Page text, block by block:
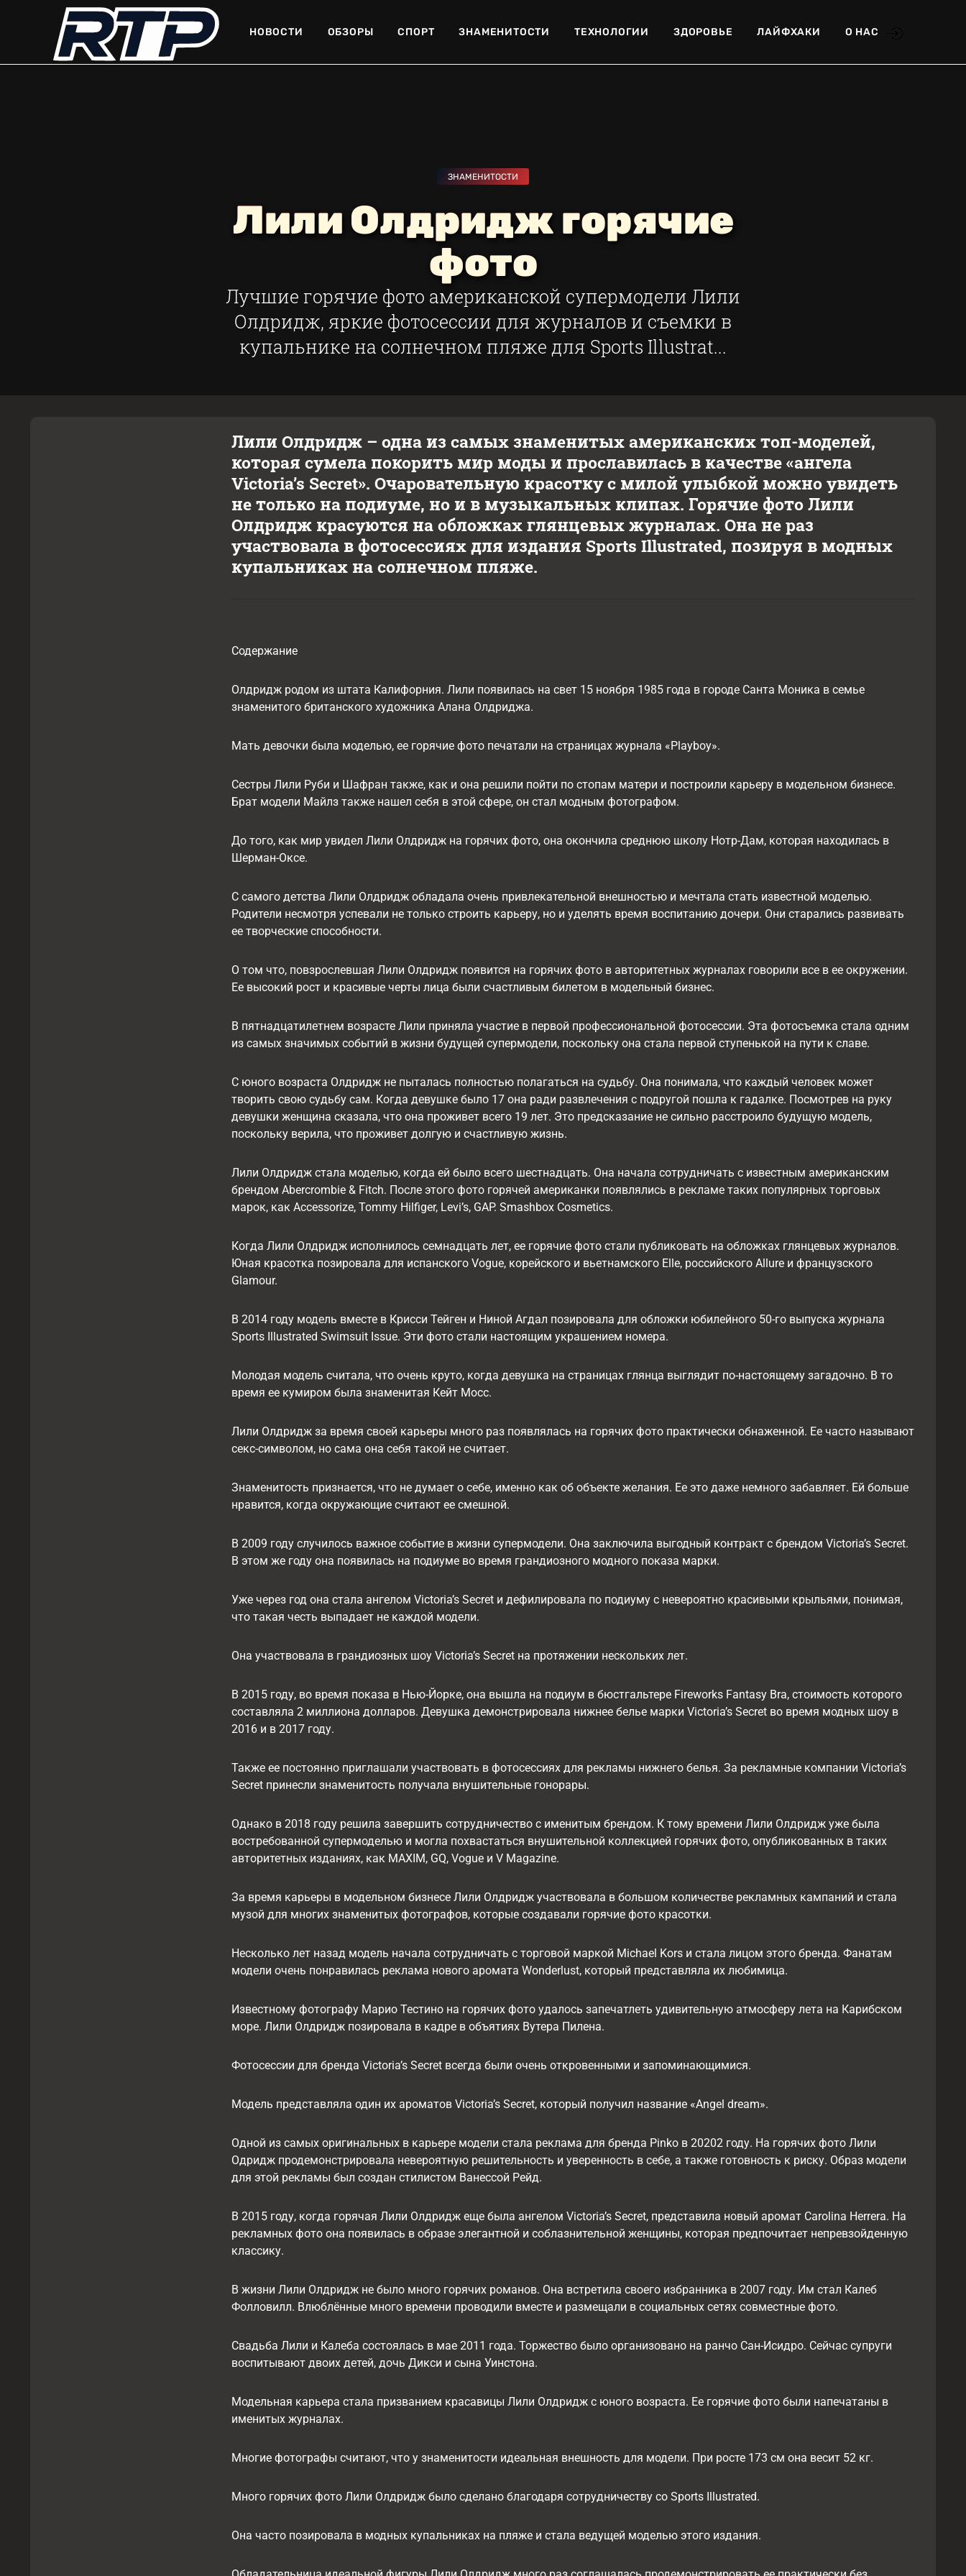
НОВОСТИ ОБЗОРЫ СПОРТ ЗНАМЕНИТОСТИ ТЕХНОЛОГИИ ЗДОРОВЬЕ ЛАЙФХАКИ О НАС
ЗНАМЕНИТОСТИ
Лили Олдридж горячие
фото
Лучшие горячие фото американской супермодели Лили
Олдридж, яркие фотосессии для журналов и съемки в
купальнике на солнечном пляже для Sports Illustrat...
Лили Олдридж – одна из самых знаменитых американских топ-моделей,
которая сумела покорить мир моды и прославилась в качестве «ангела
Victoria’s Secret». Очаровательную красотку с милой улыбкой можно увидеть
не только на подиуме, но и в музыкальных клипах. Горячие фото Лили
Олдридж красуются на обложках глянцевых журналах. Она не раз
участвовала в фотосессиях для издания Sports Illustrated, позируя в модных
купальниках на солнечном пляже.
Содержание
Олдридж родом из штата Калифорния. Лили появилась на свет 15 ноября 1985 года в городе Санта Моника в семье
знаменитого британского художника Алана Олдриджа.
Мать девочки была моделью, ее горячие фото печатали на страницах журнала «Playboy».
Сестры Лили Руби и Шафран также, как и она решили пойти по стопам матери и построили карьеру в модельном бизнесе.
Брат модели Майлз также нашел себя в этой сфере, он стал модным фотографом.
До того, как мир увидел Лили Олдридж на горячих фото, она окончила среднюю школу Нотр-Дам, которая находилась в
Шерман-Оксе.
С самого детства Лили Олдридж обладала очень привлекательной внешностью и мечтала стать известной моделью.
Родители несмотря успевали не только строить карьеру, но и уделять время воспитанию дочери. Они старались развивать
ее творческие способности.
О том что, повзрослевшая Лили Олдридж появится на горячих фото в авторитетных журналах говорили все в ее окружении.
Ее высокий рост и красивые черты лица были счастливым билетом в модельный бизнес.
В пятнадцатилетнем возрасте Лили приняла участие в первой профессиональной фотосессии. Эта фотосъемка стала одним
из самых значимых событий в жизни будущей супермодели, поскольку она стала первой ступенькой на пути к славе.
С юного возраста Олдридж не пыталась полностью полагаться на судьбу. Она понимала, что каждый человек может
творить свою судьбу сам. Когда девушке было 17 она ради развлечения с подругой пошла к гадалке. Посмотрев на руку
девушки женщина сказала, что она проживет всего 19 лет. Это предсказание не сильно расстроило будущую модель,
поскольку верила, что проживет долгую и счастливую жизнь.
Лили Олдридж стала моделью, когда ей было всего шестнадцать. Она начала сотрудничать с известным американским
брендом Abercrombie & Fitch. После этого фото горячей американки появлялись в рекламе таких популярных торговых
марок, как Accessorize, Tommy Hilfiger, Levi’s, GAP. Smashbox Cosmetics.
Когда Лили Олдридж исполнилось семнадцать лет, ее горячие фото стали публиковать на обложках глянцевых журналов.
Юная красотка позировала для испанского Vogue, корейского и вьетнамского Elle, российского Allure и французского
Glamour.
В 2014 году модель вместе в Крисси Тейген и Ниной Агдал позировала для обложки юбилейного 50-го выпуска журнала
Sports Illustrated Swimsuit Issue. Эти фото стали настоящим украшением номера.
Молодая модель считала, что очень круто, когда девушка на страницах глянца выглядит по-настоящему загадочно. В то
время ее кумиром была знаменитая Кейт Мосс.
Лили Олдридж за время своей карьеры много раз появлялась на горячих фото практически обнаженной. Ее часто называют
секс-символом, но сама она себя такой не считает.
Знаменитость признается, что не думает о себе, именно как об объекте желания. Ее это даже немного забавляет. Ей больше
нравится, когда окружающие считают ее смешной.
В 2009 году случилось важное событие в жизни супермодели. Она заключила выгодный контракт с брендом Victoria’s Secret.
В этом же году она появилась на подиуме во время грандиозного модного показа марки.
Уже через год она стала ангелом Victoria’s Secret и дефилировала по подиуму с невероятно красивыми крыльями, понимая,
что такая честь выпадает не каждой модели.
Она участвовала в грандиозных шоу Victoria’s Secret на протяжении нескольких лет.
В 2015 году, во время показа в Нью-Йорке, она вышла на подиум в бюстгальтере Fireworks Fantasy Bra, стоимость которого
составляла 2 миллиона долларов. Девушка демонстрировала нижнее белье марки Victoria’s Secret во время модных шоу в
2016 и в 2017 году.
Также ее постоянно приглашали участвовать в фотосессиях для рекламы нижнего белья. За рекламные компании Victoria’s
Secret принесли знаменитость получала внушительные гонорары.
Однако в 2018 году решила завершить сотрудничество с именитым брендом. К тому времени Лили Олдридж уже была
востребованной супермоделью и могла похвастаться внушительной коллекцией горячих фото, опубликованных в таких
авторитетных изданиях, как MAXIM, GQ, Vogue и V Magazine.
За время карьеры в модельном бизнесе Лили Олдридж участвовала в большом количестве рекламных кампаний и стала
музой для многих знаменитых фотографов, которые создавали горячие фото красотки.
Несколько лет назад модель начала сотрудничать с торговой маркой Michael Kors и стала лицом этого бренда. Фанатам
модели очень понравилась реклама нового аромата Wonderlust, который представляла их любимица.
Известному фотографу Марио Тестино на горячих фото удалось запечатлеть удивительную атмосферу лета на Карибском
море. Лили Олдридж позировала в кадре в объятиях Вутера Пилена.
Фотосессии для бренда Victoria’s Secret всегда были очень откровенными и запоминающимися.
Модель представляла один их ароматов Victoria’s Secret, который получил название «Angel dream».
Одной из самых оригинальных в карьере модели стала реклама для бренда Pinkо в 20202 году. На горячих фото Лили
Одридж продемонстрировала невероятную решительность и уверенность в себе, а также готовность к риску. Образ модели
для этой рекламы был создан стилистом Ванессой Рейд.
В 2015 году, когда горячая Лили Олдридж еще была ангелом Victoria’s Secret, представила новый аромат Carolina Herrera. На
рекламных фото она появилась в образе элегантной и соблазнительной женщины, которая предпочитает непревзойденную
классику.
В жизни Лили Олдридж не было много горячих романов. Она встретила своего избранника в 2007 году. Им стал Калеб
Фолловилл. Влюблённые много времени проводили вместе и размещали в социальных сетях совместные фото.
Свадьба Лили и Калеба состоялась в мае 2011 года. Торжество было организовано на ранчо Сан-Исидро. Сейчас супруги
воспитывают двоих детей, дочь Дикси и сына Уинстона.
Модельная карьера стала призванием красавицы Лили Олдридж с юного возраста. Ее горячие фото были напечатаны в
именитых журналах.
Многие фотографы считают, что у знаменитости идеальная внешность для модели. При росте 173 см она весит 52 кг.
Много горячих фото Лили Олдридж было сделано благодаря сотрудничеству со Sports Illustrated.
Она часто позировала в модных купальниках на пляже и стала ведущей моделью этого издания.